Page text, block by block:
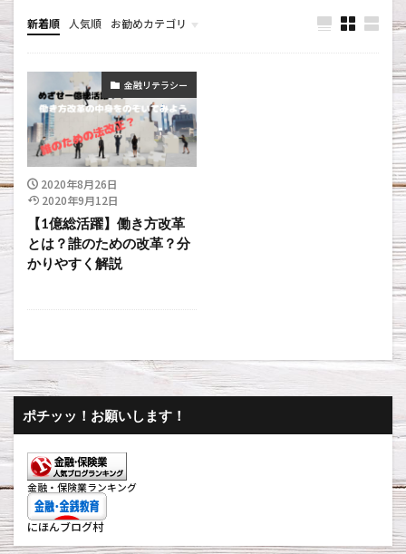
新着順 人気順
お勧めカテゴリ
お金の話
金融リテラシー
2020年8月26日
2020年9月12日
【1億総活躍】働き方改革
とは？誰のための改革？分
かりやすく解説
ポチッッ！お願いします！
金融・保険業ランキング
にほんブログ村